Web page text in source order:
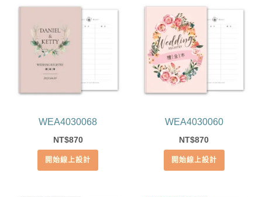
WEA4030068
NT$870
開始線上設計
WEA4030060
NT$870
開始線上設計